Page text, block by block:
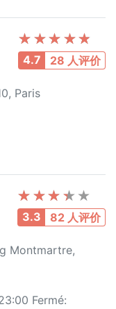
4.7 28 人评价
Paris
3.3 82 人评价
Montmartre,
Fermé: